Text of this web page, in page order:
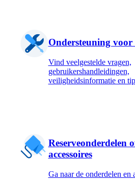
Ondersteuning
Vind veelgestelde vragen,
gebruikershandleidingen,
veiligheidsinformatie en
Reserveonderdelen
accessoires
Ga naar de onderdelen en